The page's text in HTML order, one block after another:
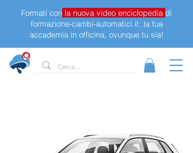
Formati con la nuova video enciclopedia di
formazione-cambi-automatici.it: la tua
accademia in officina, ovunque tu sia!